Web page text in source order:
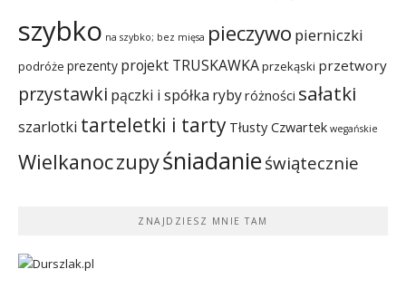
szybko na szybko; bez mięsa pieczywo pierniczki
podróże prezenty projekt TRUSKAWKAprzekąski przetwory
przystawki pączki i spółka rybyróżności sałatki
szarlotki tarteletki i tarty Tłusty Czwartek wegańskie
Wielkanoczupyśniadanieświątecznie
ZNAJDZIESZ MNIE TAM